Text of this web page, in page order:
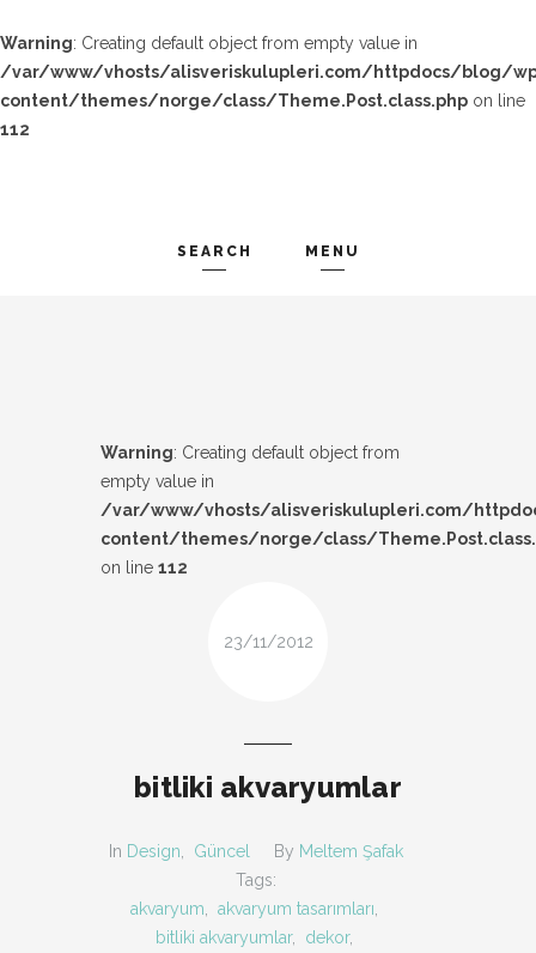
Warning: Creating default object from empty value in
/var/www/vhosts/alisveriskulupleri.com/httpdocs/blog/
content/themes/norge/class/Theme.Post.class.php on line
112
SEARCH MENU
Warning: Creating default object from
empty value in
/var/www/vhosts/alisveriskulupleri.com/
content/themes/norge/class/
on line 112
23/11/2012
bitliki akvaryumlar
In Design Güncel By Meltem Şafak
Tags:
akvaryum
akvaryum tasarımları
bitliki akvaryumlar, dekor,